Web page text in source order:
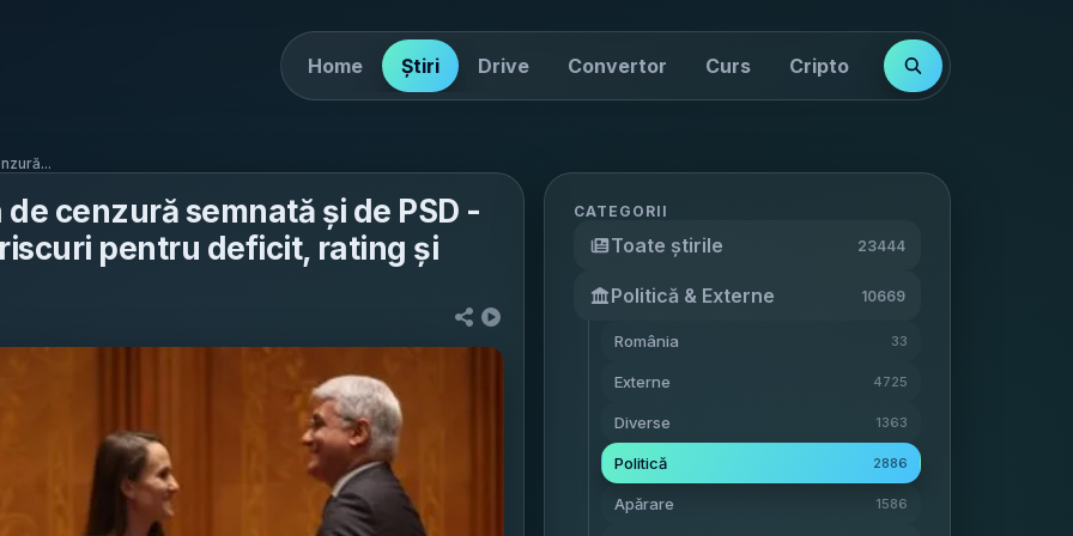
Home Știri Drive Convertor Curs Cripto Cotații
cenzură semnată și de PSD -
pentru deficit, rating și
CATEGORII
Toate știrile 23444
Politică & Externe 10669
România 33
Externe 4725
Diverse 1363
Politică 2886
Apărare 1586